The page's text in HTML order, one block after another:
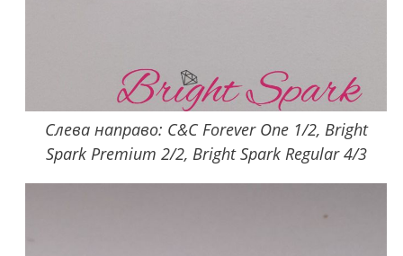
Слева направо: C&C Forever One 1/2, Bright
Spark Premium 2/2, Bright Spark Regular 4/3